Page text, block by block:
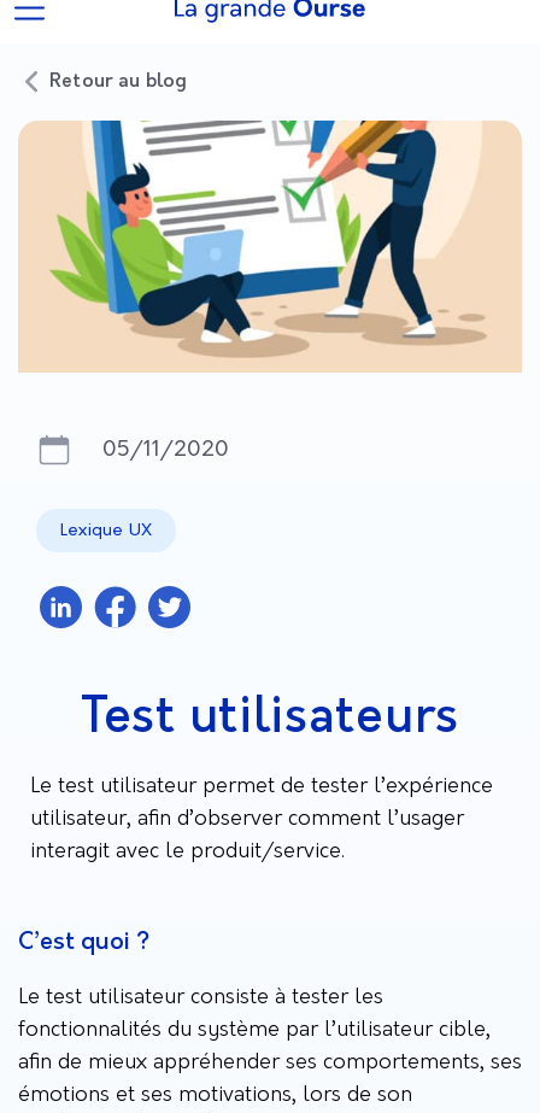
Retour au blog
05/11/2020
Lexique UX
Test utilisateurs
Le test utilisateur permet de tester l’expérience
utilisateur, afin d’observer comment l’usager
interagit avec le produit/service.
C’est quoi ?
Le test utilisateur consiste à tester les
fonctionnalités du système par l’utilisateur cible,
afin de mieux appréhender ses comportements, ses
émotions et ses motivations, lors de son